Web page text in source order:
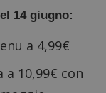
14 giugno:
a 4,99€
a 10,99€ con